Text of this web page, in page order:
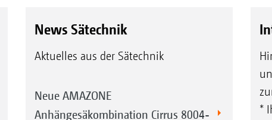
News Sätechnik
Aktuelles aus der Sätechnik
Neue AMAZONE
Anhängesäkombination Cirrus 8004-
*